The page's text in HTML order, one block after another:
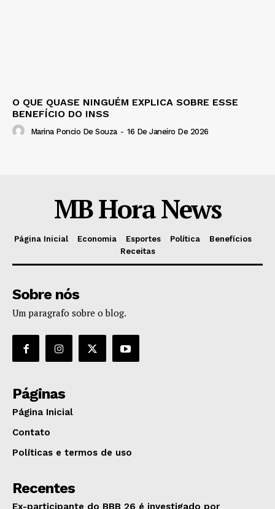
O QUE QUASE NINGUÉM EXPLICA SOBRE ESSE
BENEFÍCIO DO INSS
Marina Poncio De Souza - 16 De Janeiro De 2026
MB Hora News
Página Inicial Economia Esportes Política
Benefícios
Receitas
Sobre nós
Um paragrafo sobre o blog.
Páginas
Página Inicial
Contato
Políticas e termos de uso
Recentes
Ex-participante do BBB 26 é investigado por